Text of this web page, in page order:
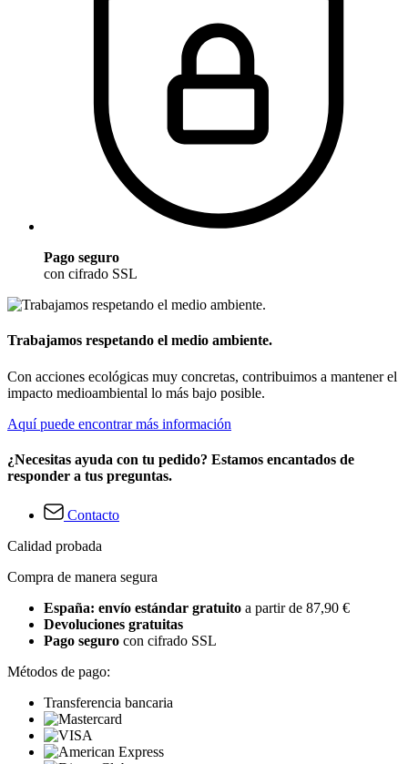
Pago seguro
con cifrado SSL
Trabajamos respetando el medio ambiente.
Con acciones ecológicas muy concretas, contribuimos a mantener el
impacto medioambiental lo más bajo posible.
Aquí puede encontrar más información
¿Necesitas ayuda con tu pedido? Estamos encantados de
responder a tus preguntas.
Contacto
Calidad probada
Compra de manera segura
España: envío estándar gratuito a partir de 87,90 €
Devoluciones gratuitas
Pago seguro con cifrado SSL
Métodos de pago:
Transferencia bancaria